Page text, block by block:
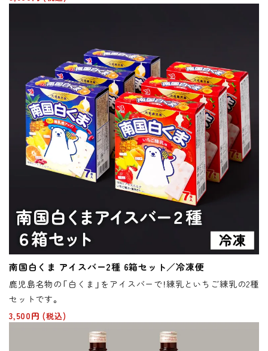
南国白くま アイスバー2種 6箱セット／冷凍便
鹿児島名物の「白くま」をアイスバーで！練乳といちご練乳の2種
セットです。
3,500円 (税込)